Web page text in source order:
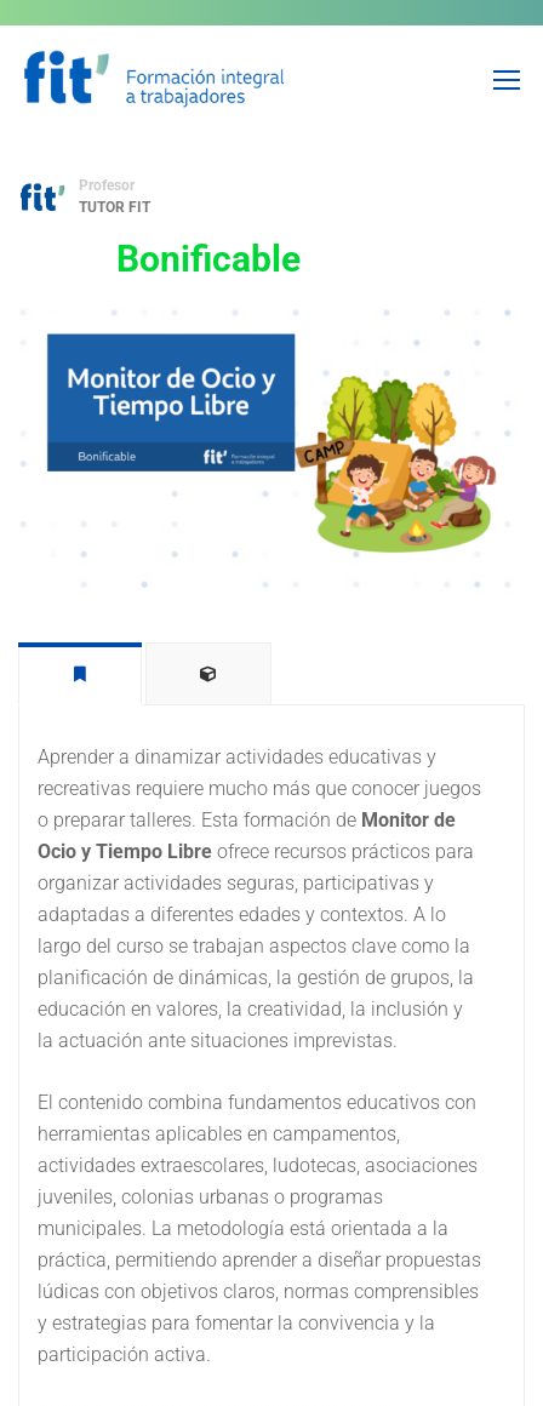
Monitor de Ocio y Tiempo
Libre
Profesor
TUTOR FIT
Bonificable
Aprender a dinamizar actividades educativas y
recreativas requiere mucho más que conocer juegos
o preparar talleres. Esta formación de Monitor de
Ocio y Tiempo Libre ofrece recursos prácticos para
organizar actividades seguras, participativas y
adaptadas a diferentes edades y contextos. A lo
largo del curso se trabajan aspectos clave como la
planificación de dinámicas, la gestión de grupos, la
educación en valores, la creatividad, la inclusión y
la actuación ante situaciones imprevistas.
El contenido combina fundamentos educativos con
herramientas aplicables en campamentos,
actividades extraescolares, ludotecas, asociaciones
juveniles, colonias urbanas o programas
municipales. La metodología está orientada a la
práctica, permitiendo aprender a diseñar propuestas
lúdicas con objetivos claros, normas comprensibles
y estrategias para fomentar la convivencia y la
participación activa.